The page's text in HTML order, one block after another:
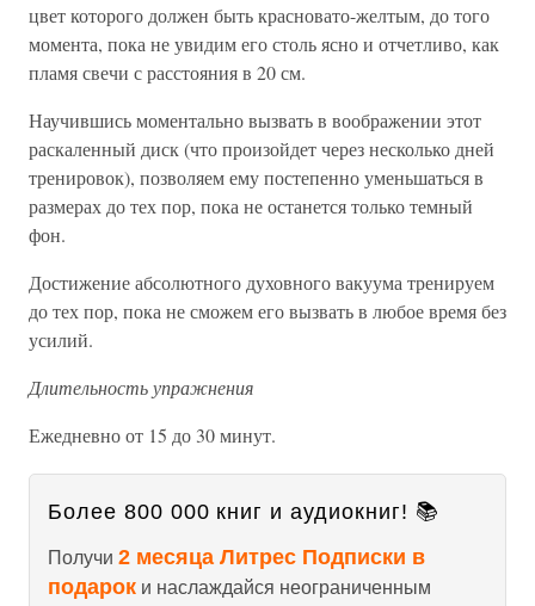
цвет которого должен быть красновато-желтым, до того
момента, пока не увидим его столь ясно и отчетливо, как
пламя свечи с расстояния в 20 см.
Научившись моментально вызвать в воображении этот
раскаленный диск (что произойдет через несколько дней
тренировок), позволяем ему постепенно уменьшаться в
размерах до тех пор, пока не останется только темный
фон.
Достижение абсолютного духовного вакуума тренируем
до тех пор, пока не сможем его вызвать в любое время без
усилий.
Длительность упражнения
Ежедневно от 15 до 30 минут.
Более 800 000 книг и аудиокниг! 📚
Получи 2 месяца Литрес Подписки в
подарок и наслаждайся неограниченным